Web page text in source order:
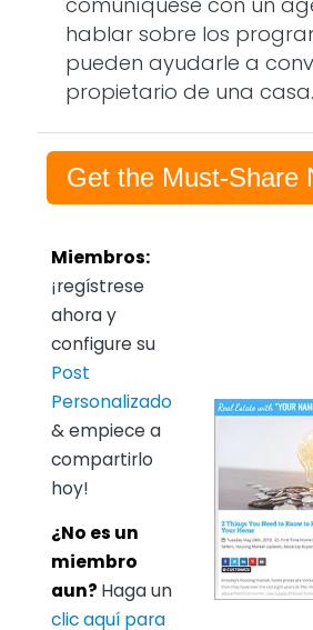
hablar sobre los
pueden ayudarle a
propietario de una casa.
Get the Must-Share
Miembros:
¡regístrese
ahora y
configure su
Post
Personalizado
& empiece a
compartirlo
hoy!
¿No es un
miembro
aun? Haga un
clic aquí para